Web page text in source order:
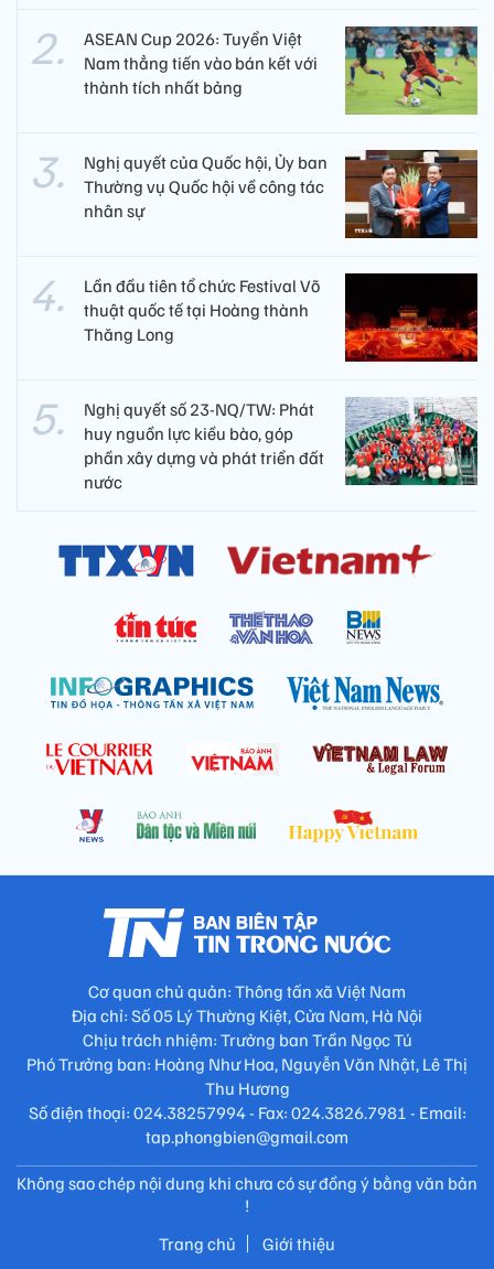
ASEAN Cup 2026: Tuyển Việt
Nam thẳng tiến vào bán kết với
thành tích nhất bảng
Nghị quyết của Quốc hội, Ủy ban
Thường vụ Quốc hội về công tác
nhân sự
Lần đầu tiên tổ chức Festival Võ
thuật quốc tế tại Hoàng thành
Thăng Long
Nghị quyết số 23-NQ/TW: Phát
huy nguồn lực kiều bào, góp
phần xây dựng và phát triển đất
nước
Cơ quan chủ quản: Thông tấn xã Việt Nam
Địa chỉ: Số 05 Lý Thường Kiệt, Cửa Nam, Hà Nội
Chịu trách nhiệm: Trưởng ban Trần Ngọc Tú
Phó Trưởng ban: Hoàng Như Hoa, Nguyễn Văn Nhật, Lê Thị
Thu Hương
Số điện thoại: 024.38257994 - Fax: 024.3826.7981 - Email:
tap.phongbien@gmail.com
Không sao chép nội dung khi chưa có sự đồng ý bằng văn bản
!
Trang chủ
Giới thiệu